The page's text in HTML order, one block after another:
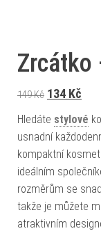
Zrcátko
149Kč Původní
134 Kč
Hledáte stylové
usnadní
kompaktní
ideálním
rozměrům se
takže je můžete
atraktivním